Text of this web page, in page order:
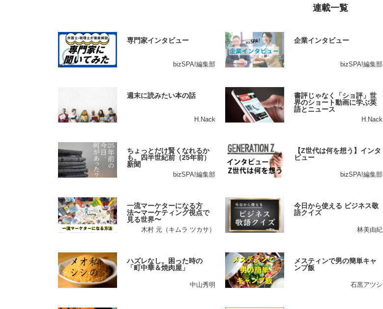
連載一覧
専門家インタビュー
bizSPA!編集部
企業インタビュー
bizSPA!編集部
週末に読みたい本の話
H.Nack
書評じゃなく「ショ評」世
界のショート動画に学ぶ英
語とニュース
H.Nack
ちょっとだけ賢くなれるか
も。四半世紀前（25年前）
新聞
bizSPA!編集部
【Z世代は何を想う】インタ
ビュー
bizSPA!編集部
一流マーケターになる方
法〜マーケティング視点で
見る世界〜
木村 元（キムラ ツカサ）
今日から使える ビジネス敬
語クイズ
林美由紀
ハズレなし。困った時の
「町中華＆焼肉屋」
中山秀明
メスティンで男の簡単キャ
ンプ飯
石黒アツシ